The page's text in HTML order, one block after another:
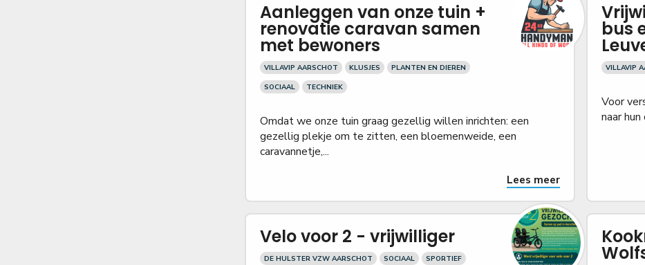
Aanleggen van onze tuin +
renovatie caravan samen
met bewoners
VILLAVIP AARSCHOT KLUSJES
PLANTEN EN DIEREN
SOCIAAL
TECHNIEK
Omdat we onze tuin graag gezellig willen inrichten: een
gezellig plekje om te zitten, een bloemenweide, een
caravannetje,...
Lees meer
bus
VILLAVIP
Voor
naar
Velo voor 2 - vrijwilliger
DE HULSTER VZW AARSCHOT SOCIAAL
SPORTIEF